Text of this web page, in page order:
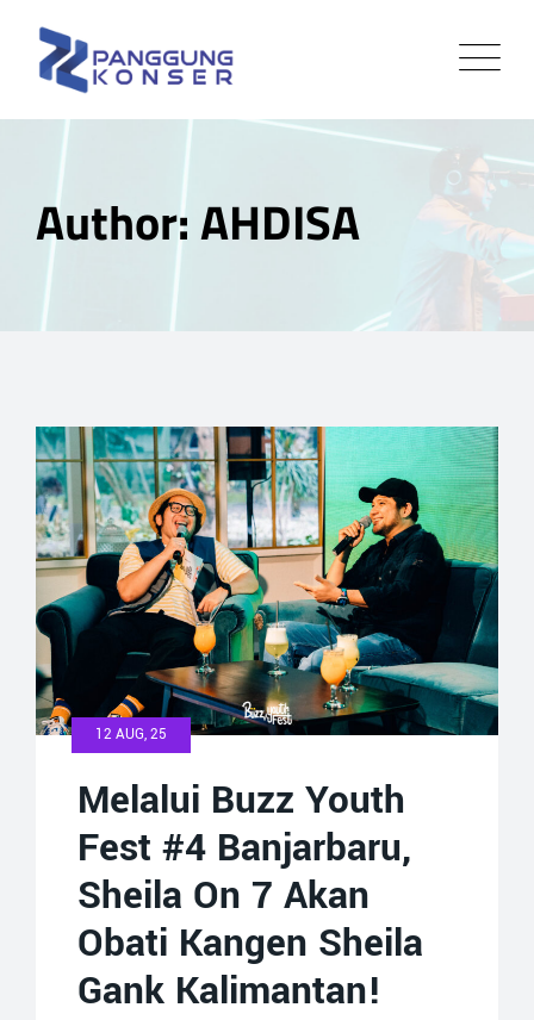
content
Author: AHDISA
12 AUG, 25
Melalui Buzz Youth
Fest #4 Banjarbaru,
Sheila On 7 Akan
Obati Kangen Sheila
Gank Kalimantan!